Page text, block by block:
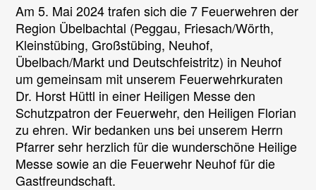
Neuhof
Am 5. Mai 2024 trafen sich die 7 Feuerwehren der
Region Übelbachtal (Peggau, Friesach/Wörth,
Kleinstübing, Großstübing, Neuhof,
Übelbach/Markt und Deutschfeistritz) in Neuhof
um gemeinsam mit unserem Feuerwehrkuraten
Dr. Horst Hüttl in einer Heiligen Messe den
Schutzpatron der Feuerwehr, den Heiligen Florian
zu ehren. Wir bedanken uns bei unserem Herrn
Pfarrer sehr herzlich für die wunderschöne Heilige
Messe sowie an die Feuerwehr Neuhof für die
Gastfreundschaft.